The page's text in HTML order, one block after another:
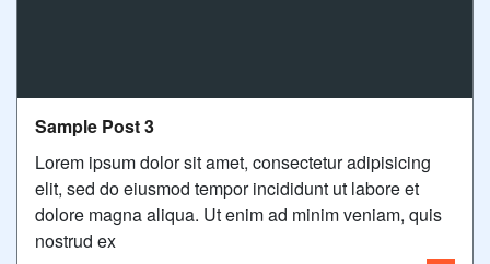
Sample Post 3
Lorem ipsum dolor sit amet, consectetur adipisicing
elit, sed do eiusmod tempor incididunt ut labore et
dolore magna aliqua. Ut enim ad minim veniam, quis
nostrud ex